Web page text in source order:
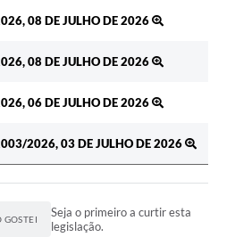
08 DE JULHO DE 2026
08 DE JULHO DE 2026
06 DE JULHO DE 2026
2026, 03 DE JULHO DE 2026
GOSTEI
Seja o primeiro a curtir esta
legislação.